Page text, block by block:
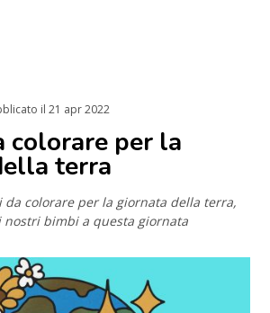
il21 apr 2022
colorare per la
terra
da colorare per la giornata della terra,
nostri bimbi a questa giornata